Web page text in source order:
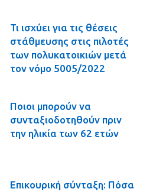
Τι ισχύει για τις θέσεις
στάθμευσης στις πιλοτές
των πολυκατοικιών μετά
τον νόμο 5005/2022
Ποιοι μπορούν να
συνταξιοδοτηθούν πριν
την ηλικία των 62 ετών
Επικουρική σύνταξη: Πόσα